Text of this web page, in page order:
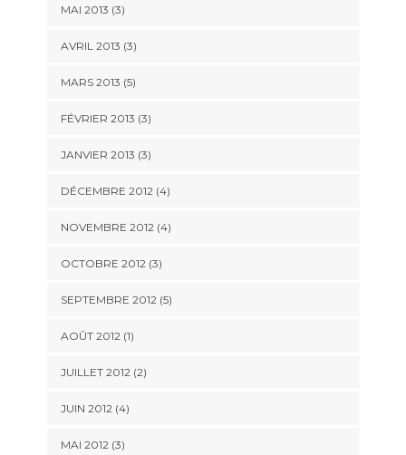
MAI 2013 (3)
AVRIL 2013 (3)
MARS 2013 (5)
FÉVRIER 2013 (3)
JANVIER 2013 (3)
DÉCEMBRE 2012(4)
NOVEMBRE 2012(4)
OCTOBRE 2012(3)
SEPTEMBRE 2012(5)
AOÛT 2012(1)
JUILLET 2012(2)
JUIN 2012(4)
MAI 2012(3)